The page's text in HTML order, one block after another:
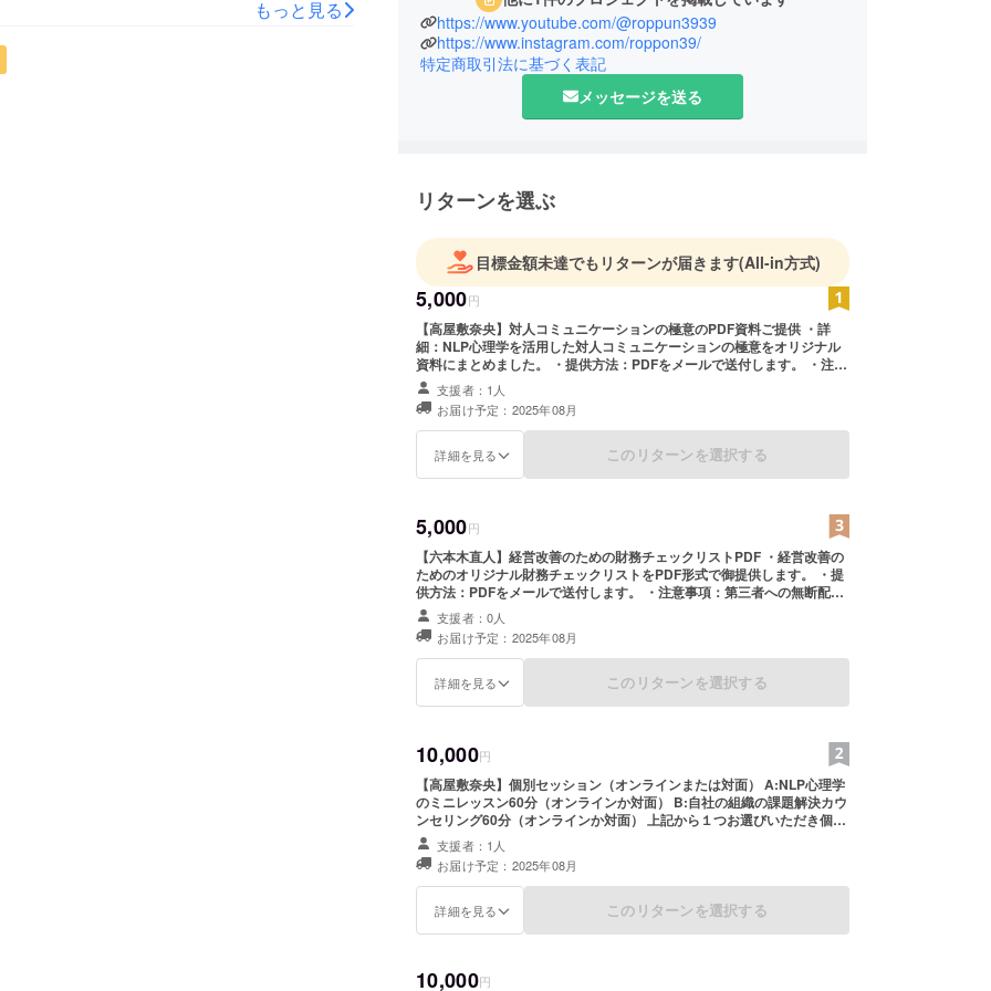
しませんか？
もっと見る
https://www.youtube.com/@roppun3939
https://www.instagram.com/roppon39/
特定商取引法に基づく表記
メッセージを送る
リターンを選ぶ
目標金額未達でもリターンが届きます(All-in方式)
5,000円
【高屋敷奈央】対人コミュニケーションの極意のPDF資料ご提供 ・詳
細：NLP心理学を活用した対人コミュニケーションの極意をオリジナル
資料にまとめました。 ・提供方法：PDFをメールで送付します。 ・注意
事項：第三者配布は禁止しております。
支援者：1人
お届け予定：2025年08月
詳細を見る このリターンを選択する
5,000円
【六本木直人】経営改善のための財務チェックリストPDF ・経営改善の
ためのオリジナル財務チェックリストをPDF形式で御提供します。 ・提
供方法：PDFをメールで送付します。 ・注意事項：第三者への無断配布
は禁止しております。
支援者：0人
お届け予定：2025年08月
詳細を見る このリターンを選択する
10,000円
【高屋敷奈央】個別セッション（オンラインまたは対面） A:NLP心理学
のミニレッスン60分（オンラインか対面） B:自社の組織の課題解決カウ
ンセリング60分（オンラインか対面） 上記から１つお選びいただき個別
セッションをご提供します。 ・提供方法：オンライン（ZOOM）または
対面 ・注意事項：個別セッションとなるため、申込をされた方１名のみ
のご利用となります。 ご希望のセッションAかBを選択してください。
対面の場合、公共の場所で面会します。実施場所はメールにて調整いた
します。 有効期限：2025年11月30日まで
支援者：1人
お届け予定：2025年08月
詳細を見る このリターンを選択する
10,000円